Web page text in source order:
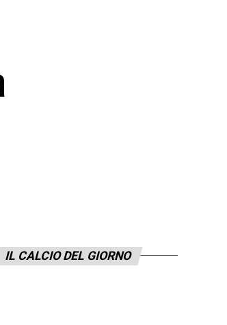
IL CALCIO DEL GIORNO